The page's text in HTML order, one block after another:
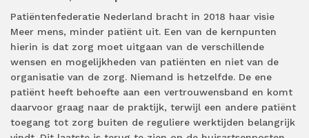
Patiëntenfederatie Nederland bracht in 2018 haar visie
Meer mens, minder patiënt uit. Een van de kernpunten
hierin is dat zorg moet uitgaan van de verschillende
wensen en mogelijkheden van patiënten en niet van de
organisatie van de zorg. Niemand is hetzelfde. De ene
patiënt heeft behoefte aan een vertrouwensband en komt
daarvoor graag naar de praktijk, terwijl een andere patiënt
toegang tot zorg buiten de reguliere werktijden belangrijk